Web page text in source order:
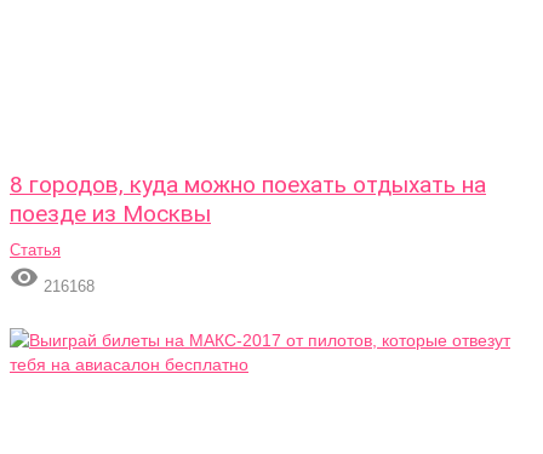
8 городов, куда можно поехать отдыхать на
поезде из Москвы
Статья
 216168